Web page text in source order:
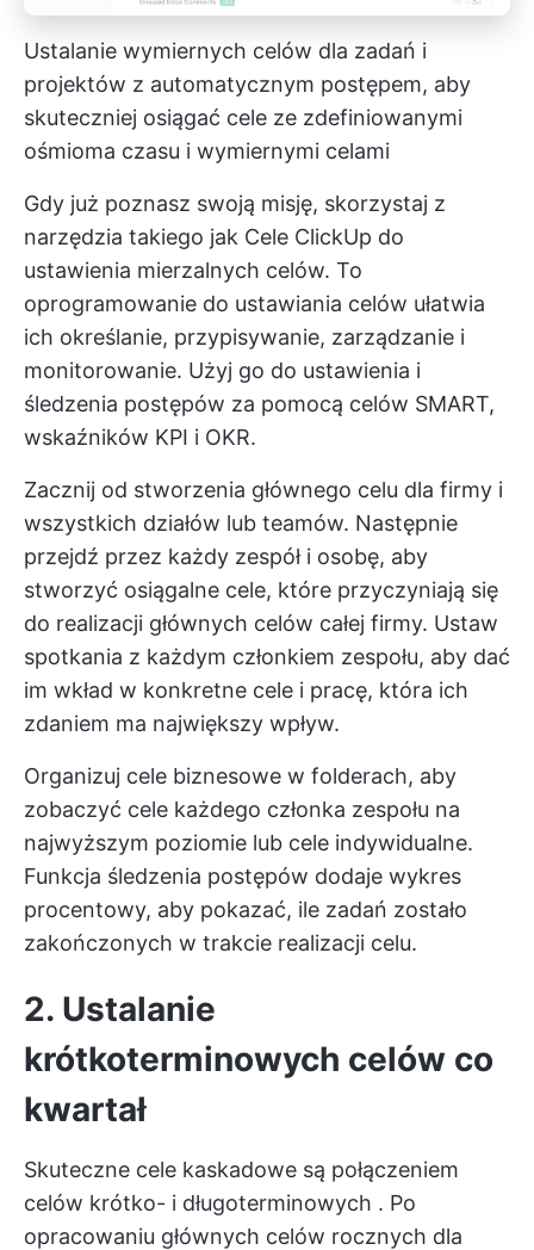
Ustalanie wymiernych celów dla zadań i
projektów z automatycznym postępem, aby
skuteczniej osiągać cele ze zdefiniowanymi
ośmioma czasu i wymiernymi celami
Gdy już poznasz swoją misję, skorzystaj z
narzędzia takiego jak Cele ClickUp do
ustawienia mierzalnych celów. To
oprogramowanie do ustawiania celów ułatwia
ich określanie, przypisywanie, zarządzanie i
monitorowanie. Użyj go do ustawienia i
śledzenia postępów za pomocą celów SMART,
wskaźników KPI i OKR.
Zacznij od stworzenia głównego celu dla firmy i
wszystkich działów lub teamów. Następnie
przejdź przez każdy zespół i osobę, aby
stworzyć osiągalne cele, które przyczyniają się
do realizacji głównych celów całej firmy. Ustaw
spotkania z każdym członkiem zespołu, aby dać
im wkład w konkretne cele i pracę, która ich
zdaniem ma największy wpływ.
Organizuj cele biznesowe w folderach, aby
zobaczyć cele każdego członka zespołu na
najwyższym poziomie lub cele indywidualne.
Funkcja śledzenia postępów dodaje wykres
procentowy, aby pokazać, ile zadań zostało
zakończonych w trakcie realizacji celu.
2. Ustalanie
krótkoterminowych celów co
kwartał
Skuteczne cele kaskadowe są połączeniem
celów krótko- i długoterminowych . Po
opracowaniu głównych celów rocznych dla